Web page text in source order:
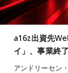
a16z出資先
イ」、事業終
アンドリーセン